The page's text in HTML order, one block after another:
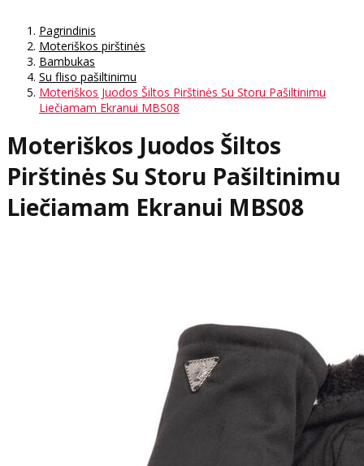
Pagrindinis
Moteriškos pirštinės
Bambukas
Su fliso pašiltinimu
Moteriškos Juodos Šiltos Pirštinės Su Storu Pašiltinimu
Liečiamam Ekranui MBS08
Moteriškos Juodos Šiltos
Pirštinės Su Storu Pašiltinimu
Liečiamam Ekranui MBS08